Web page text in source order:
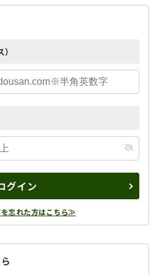
グイン
を忘れた方はこちら≫